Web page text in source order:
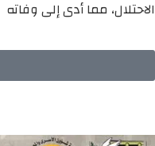
الاحتلال، مما أدى إلى وفاته